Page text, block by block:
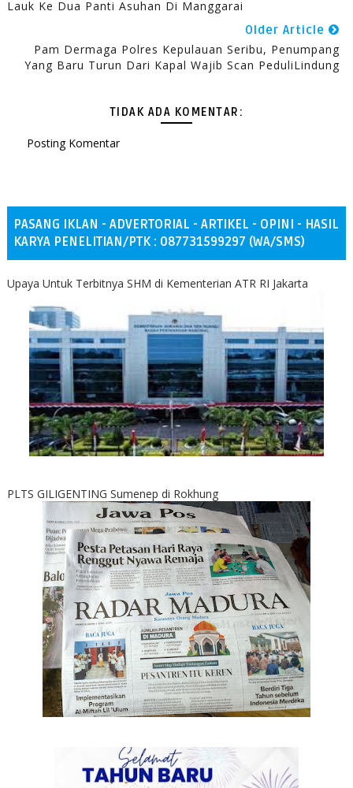
Lauk Ke Dua Panti Asuhan Di Manggarai
Older Article
Pam Dermaga Polres Kepulauan Seribu, Penumpang
Yang Baru Turun Dari Kapal Wajib Scan PeduliLindung
TIDAK ADA KOMENTAR:
Posting Komentar
PASANG IKLAN - ADVERTORIAL - ARTIKEL - OPINI - HASIL
KARYA PENELITIAN/PTK : 087731599297 (WA/SMS)
Upaya Untuk Terbitnya SHM di Kementerian ATR RI Jakarta
PLTS GILIGENTING Sumenep di Rokhung